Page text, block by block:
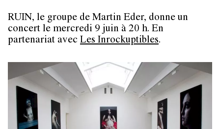
RUIN, le groupe de Martin Eder, donne un
concert le mercredi 9 juin à 20 h. En
partenariat avec Les Inrockuptibles.